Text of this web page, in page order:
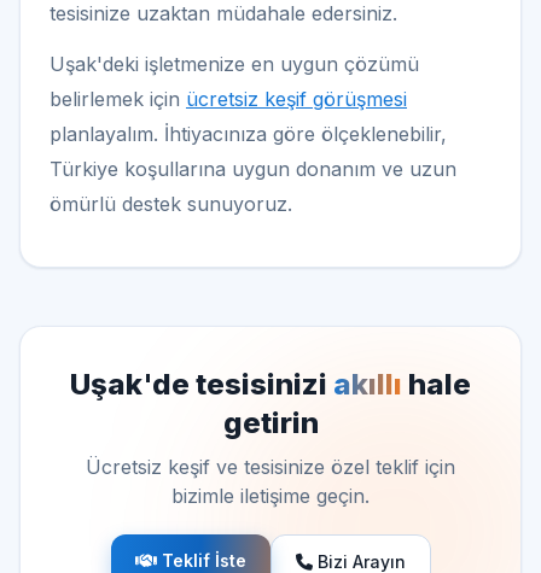
tesisinize uzaktan müdahale edersiniz.
Uşak'deki işletmenize en uygun çözümü
belirlemek için ücretsiz keşif görüşmesi
planlayalım. İhtiyacınıza göre ölçeklenebilir,
Türkiye koşullarına uygun donanım ve uzun
ömürlü destek sunuyoruz.
Uşak'de tesisinizi akıllı hale
getirin
Ücretsiz keşif ve tesisinize özel teklif için
bizimle iletişime geçin.
Teklif İste Bizi Arayın